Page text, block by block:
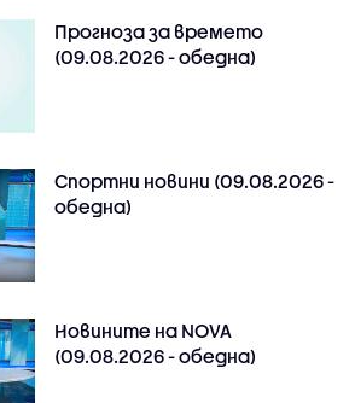
Прогноза за времето
(09.08.2026 - обедна)
Спортни новини (09.08.2026 -
обедна)
Новините на NOVA
(09.08.2026 - обедна)